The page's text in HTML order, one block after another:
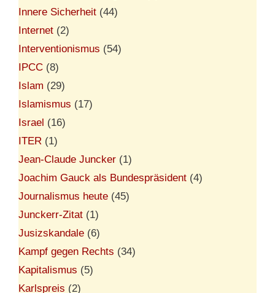
Innere Sicherheit (44)
Internet (2)
Interventionismus (54)
IPCC (8)
Islam (29)
Islamismus (17)
Israel (16)
ITER (1)
Jean-Claude Juncker (1)
Joachim Gauck als Bundespräsident (4)
Journalismus heute (45)
Junckerr-Zitat (1)
Jusizskandale (6)
Kampf gegen Rechts (34)
Kapitalismus (5)
Karlspreis (2)